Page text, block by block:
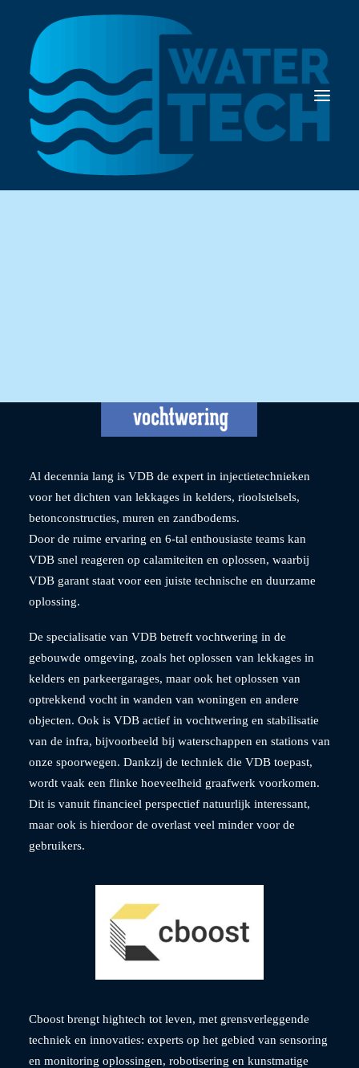
Al decennia lang is VDB de expert in injectietechnieken
voor het dichten van lekkages in kelders, rioolstelsels,
betonconstructies, muren en zandbodems.
Door de ruime ervaring en 6-tal enthousiaste teams kan
VDB snel reageren op calamiteiten en oplossen, waarbij
VDB garant staat voor een juiste technische en duurzame
oplossing.
De specialisatie van VDB betreft vochtwering in de
gebouwde omgeving, zoals het oplossen van lekkages in
kelders en parkeergarages, maar ook het oplossen van
optrekkend vocht in wanden van woningen en andere
objecten. Ook is VDB actief in vochtwering en stabilisatie
van de infra, bijvoorbeeld bij waterschappen en stations van
onze spoorwegen. Dankzij de techniek die VDB toepast,
wordt vaak een flinke hoeveelheid graafwerk voorkomen.
Dit is vanuit financieel perspectief natuurlijk interessant,
maar ook is hierdoor de overlast veel minder voor de
gebruikers.
Cboost brengt hightech tot leven, met grensverleggende
techniek en innovaties: experts op het gebied van sensoring
en monitoring oplossingen, robotisering en kunstmatige